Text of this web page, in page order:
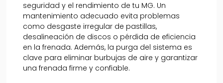
seguridad y el rendimiento de tu MG. Un
mantenimiento adecuado evita problemas
como desgaste irregular de pastillas,
desalineación de discos o pérdida de eficiencia
en la frenada. Además, la purga del sistema es
clave para eliminar burbujas de aire y garantizar
una frenada firme y confiable.